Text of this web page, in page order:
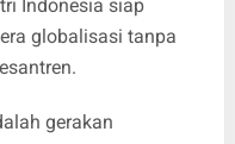
Indonesia siap
globalisasi tanpa
gerakan